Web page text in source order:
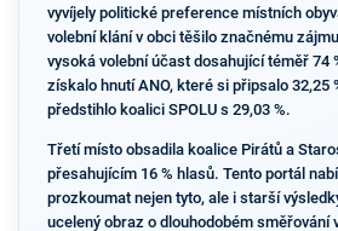
vyvíjely politické preference místních
volební klání v obci těšilo značnému
vysoká volební účast dosahující téměř 74
získalo hnutí ANO, které si připsalo 32,25
předstihlo koalici SPOLU s 29,03 %.
Třetí místo obsadila koalice Pirátů a
přesahujícím 16 % hlasů. Tento portál
prozkoumat nejen tyto, ale i starší
ucelený obraz o dlouhodobém směřování